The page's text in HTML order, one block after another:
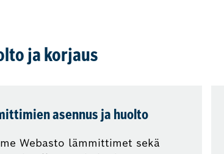
ja korjaus
asennus ja huolto
Webasto lämmittimet sekä